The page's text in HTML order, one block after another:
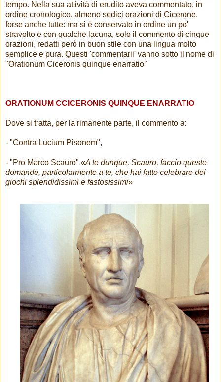
tempo. Nella sua attività di erudito aveva commentato, in
ordine cronologico, almeno sedici orazioni di Cicerone,
forse anche tutte: ma si è conservato in ordine un po'
stravolto e con qualche lacuna, solo il commento di cinque
orazioni, redatti però in buon stile con una lingua molto
semplice e pura. Questi 'commentarii' vanno sotto il nome di
"Orationum Ciceronis quinque enarratio"
ORATIONUM CCICERONIS QUINQUE ENARRATIO
Dove si tratta, per la rimanente parte, il commento a:
- "Contra Lucium Pisonem",
- "Pro Marco Scauro" «A te dunque, Scauro, faccio queste
domande, particolarmente a te, che hai fatto celebrare dei
giochi splendidissimi e fastosissimi»